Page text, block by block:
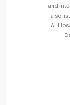
and
also
Al-